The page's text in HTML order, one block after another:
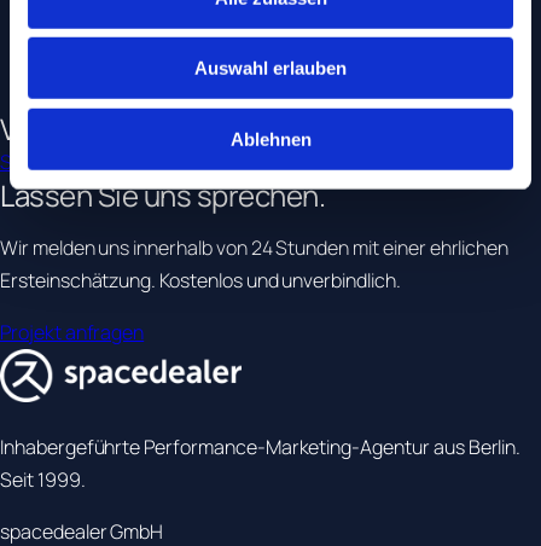
Auswahl erlauben
Ablehnen
B2B mit langem Sales-Cycle
•Publisher und Wissensmarken
Onlineshops mit SEO-Ambition
Verwandte Leistungen
SEO & GEO
Lassen Sie unssprechen.
Wir melden uns innerhalb von 24 Stunden mit einer ehrlichen
Ersteinschätzung. Kostenlos und unverbindlich.
Projekt anfragen
Inhabergeführte Performance-Marketing-Agentur aus Berlin.
Seit 1999.
spacedealer GmbH